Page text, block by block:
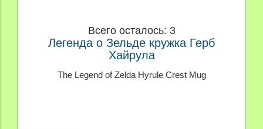
Всего осталось: 3
Легенда о Зельде кружка Герб
Хайрула
The Legend of Zelda Hyrule Crest Mug